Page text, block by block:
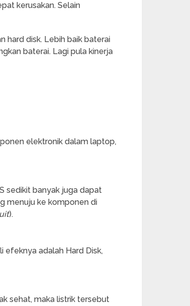
kerusakan. Selain
hard disk. Lebih baik baterai
baterai. Lagi pula kinerja
elektronik dalam laptop,
sedikit banyak juga dapat
menuju ke komponen di
).
efeknya adalah Hard Disk,
sehat, maka listrik tersebut